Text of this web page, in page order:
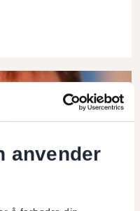
anvender